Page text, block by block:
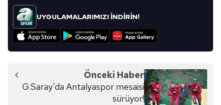
UYGULAMALARIMIZI İNDİRİN!
Önceki Haber
G.Saray'da Antalyaspor mesaisi
sürüyor!